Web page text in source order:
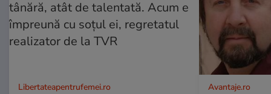
Libertateapentrufemei.ro Avantaje.ro